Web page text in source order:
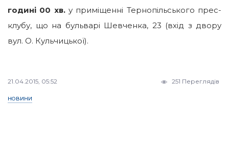
годині 00 хв.у приміщенні Тернопільського прес-
клубу, що на бульварі Шевченка, 23 (вхід з двору
вул. О. Кульчицької).
21.04.2015, 05:52 251 Переглядів
НОВИНИ